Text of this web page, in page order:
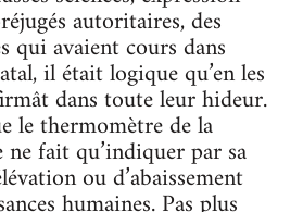
autoritaires, des
qui avaient cours dans
il était logique qu’en les
dans toute leur hideur.
le thermomètre de la
fait qu’indiquer par sa
ou d’abaissement